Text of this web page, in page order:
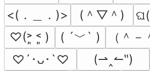
<(．＿．)>
(＾▽＾)
♡(˃͈ ˂͈ )
( ´﹀` ) （＾－
♡´･ᴗ･`♡
(⇀‸↼‶)